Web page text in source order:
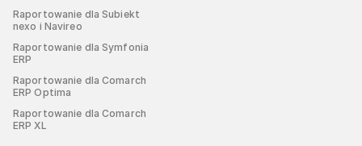
Raportowanie dla Subiekt
nexo i Navireo
Raportowanie dla Symfonia
ERP
Raportowanie dla Comarch
ERP Optima
Raportowanie dla Comarch
ERP XL